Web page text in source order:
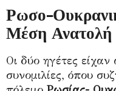
Ρωσο-
Μέση Ανατολή
Οι δύο ηγέτες είχαν
συνομιλίες, όπου